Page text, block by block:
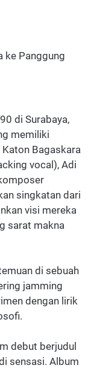
ke Panggung
di Surabaya,
memiliki
Bagaskara
vocal), Adi
singkatan dari
visi mereka
sarat makna
di sebuah
jamming
dengan lirik
debut berjudul
sensasi. Album